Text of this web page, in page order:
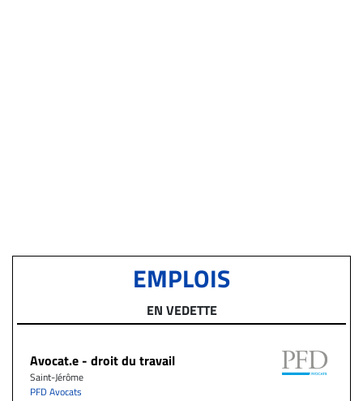
EMPLOIS
EN VEDETTE
Avocat.e - droit du travail
Saint-Jérôme
PFD Avocats